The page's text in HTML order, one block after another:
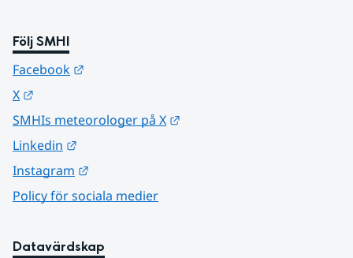
Följ SMHI
Facebook
X
SMHIs meteorologer på X
Linkedin
Instagram
Policy för sociala medier
Datavärdskap